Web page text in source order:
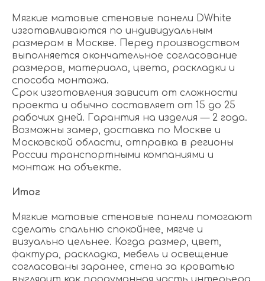
Мягкие матовые стеновые панели DWhite
изготавливаются по индивидуальным
размерам в Москве. Перед производством
выполняется окончательное согласование
размеров, материала, цвета, раскладки и
способа монтажа.
Срок изготовления зависит от сложности
проекта и обычно составляет от 15 до 25
рабочих дней. Гарантия на изделия — 2 года.
Возможны замер, доставка по Москве и
Московской области, отправка в регионы
России транспортными компаниями и
монтаж на объекте.
Итог
Мягкие матовые стеновые панели помогают
сделать спальню спокойнее, мягче и
визуально цельнее. Когда размер, цвет,
фактура, раскладка, мебель и освещение
согласованы заранее, стена за кроватью